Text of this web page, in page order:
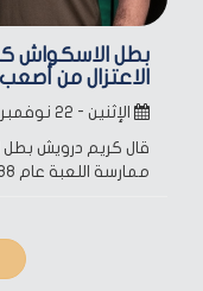
بطل الاسكواش
الاعتزال من
الإثنين - ٢٢ نوفمبر ٢٠٢١
قال كريم درويش بطل
ممارسة اللعبة عام 1988 في عمر